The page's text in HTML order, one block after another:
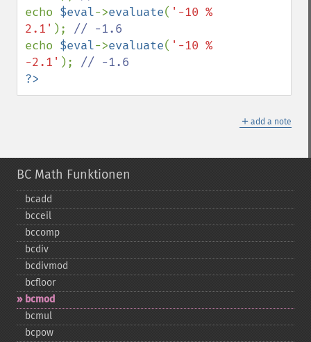
echo $eval->evaluate( '-10 %
2.1' );
echo $eval->evaluate( '-10 %
-2.1' );
?>
＋ add a note
BC Math Funktionen
bcadd
bcceil
bccomp
bcdiv
bcdivmod
bcfloor
bcmod
bcmul
bcpow